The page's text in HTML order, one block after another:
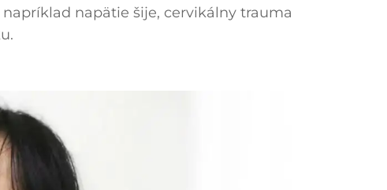
napätie šije, cervikálny trauma